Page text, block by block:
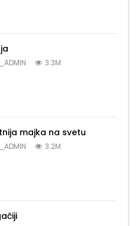
3.3M
majka na svetu
3.2M